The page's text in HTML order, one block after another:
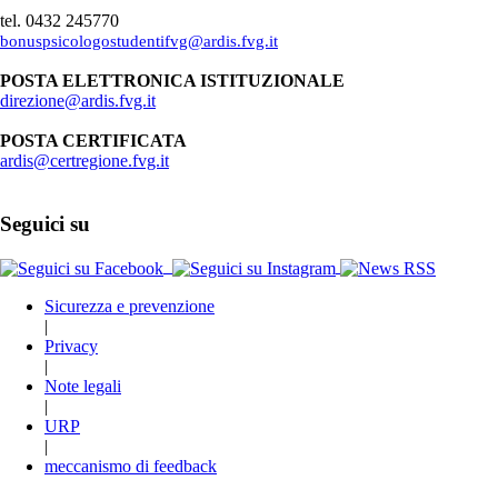
tel. 0432 245770
bonuspsicologostudentifvg@ardis.fvg.it
POSTA ELETTRONICA ISTITUZIONALE
direzione@ardis.fvg.it
POSTA CERTIFICATA
ardis@certregione.fvg.it
Seguici su
Sicurezza e prevenzione
|
Privacy
|
Note legali
|
URP
|
meccanismo di feedback